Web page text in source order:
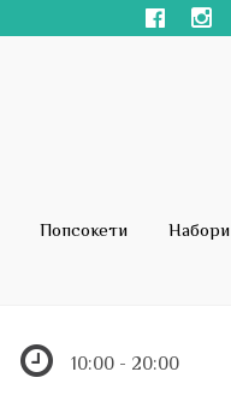
Попсокети Набори
10:00 - 20:00